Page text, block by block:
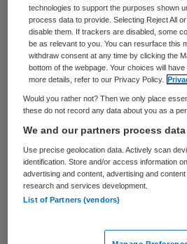
de kinderen van nu die te
schermen of in boeken.
spelen, zeker twee uur
forse toename van
voorkomen.
Dat zegt hoogleraar
Klaver woensdag in een
Handelsblad. “We
dat veel minder kinderen
bijziend. Het wordt tijd om
technologies to support the purposes shown
process data to provide. Selecting Reject All
disable them. If trackers are disabled, some
be as relevant to you. You can resurface this
withdraw consent at any time by clicking the
bottom of the webpage. Your choices will
more details, refer to our Privacy Policy.
Would you rather not? Then we only place
these do not record any data about you as a
We and our partners process
Use precise geolocation data. Actively scan
identification. Store and/or access information
advertising and content, advertising and
research and services development.
List of Partners (vendors)